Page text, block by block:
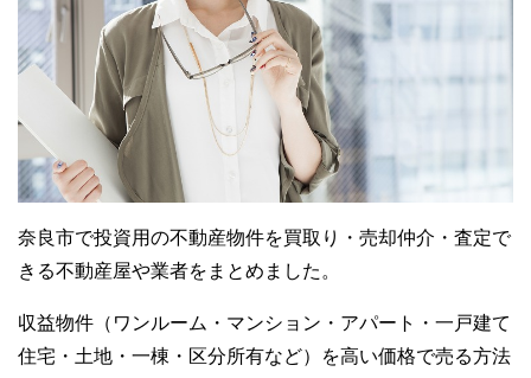
奈良市で投資用の不動産物件を買取り・売却仲介・査定で
きる不動産屋や業者をまとめました。
収益物件（ワンルーム・マンション・アパート・一戸建て
住宅・土地・一棟・区分所有など）を高い価格で売る方法